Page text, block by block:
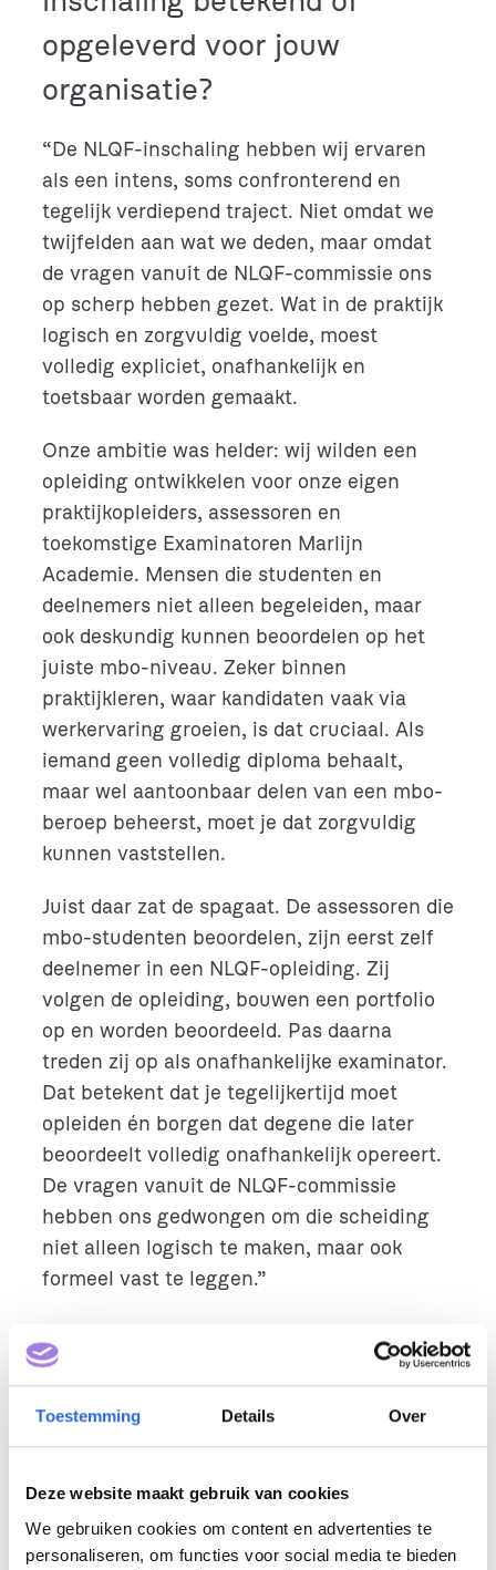
Toestemming Details Over
Deze website maakt gebruik van cookies
We gebruiken cookies om content en advertenties te
personaliseren, om functies voor social media te bieden
opgeleverd voor jouw
organisatie?
“De NLQF-inschaling hebben wij ervaren
als een intens, soms confronterend en
tegelijk verdiepend traject. Niet omdat we
twijfelden aan wat we deden, maar omdat
de vragen vanuit de NLQF-commissie ons
op scherp hebben gezet. Wat in de praktijk
logisch en zorgvuldig voelde, moest
volledig expliciet, onafhankelijk en
toetsbaar worden gemaakt.
Onze ambitie was helder: wij wilden een
opleiding ontwikkelen voor onze eigen
praktijkopleiders, assessoren en
toekomstige Examinatoren Marlijn
Academie. Mensen die studenten en
deelnemers niet alleen begeleiden, maar
ook deskundig kunnen beoordelen op het
juiste mbo-niveau. Zeker binnen
praktijkleren, waar kandidaten vaak via
werkervaring groeien, is dat cruciaal. Als
iemand geen volledig diploma behaalt,
maar wel aantoonbaar delen van een mbo-
beroep beheerst, moet je dat zorgvuldig
kunnen vaststellen.
Juist daar zat de spagaat. De assessoren die
mbo-studenten beoordelen, zijn eerst zelf
deelnemer in een NLQF-opleiding. Zij
volgen de opleiding, bouwen een portfolio
op en worden beoordeeld. Pas daarna
treden zij op als onafhankelijke examinator.
Dat betekent dat je tegelijkertijd moet
opleiden én borgen dat degene die later
beoordeelt volledig onafhankelijk opereert.
De vragen vanuit de NLQF-commissie
hebben ons gedwongen om die scheiding
niet alleen logisch te maken, maar ook
formeel vast te leggen.”
Wat betekent NLQF voor jou
als instrument?
“Voor mij gaat NLQF uiteindelijk
niet over een kader of een
systeem. Het gaat over kansen. En